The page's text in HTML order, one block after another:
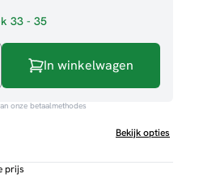
33 - 35
In winkelwagen
onze betaalmethodes
Bekijk opties
prijs